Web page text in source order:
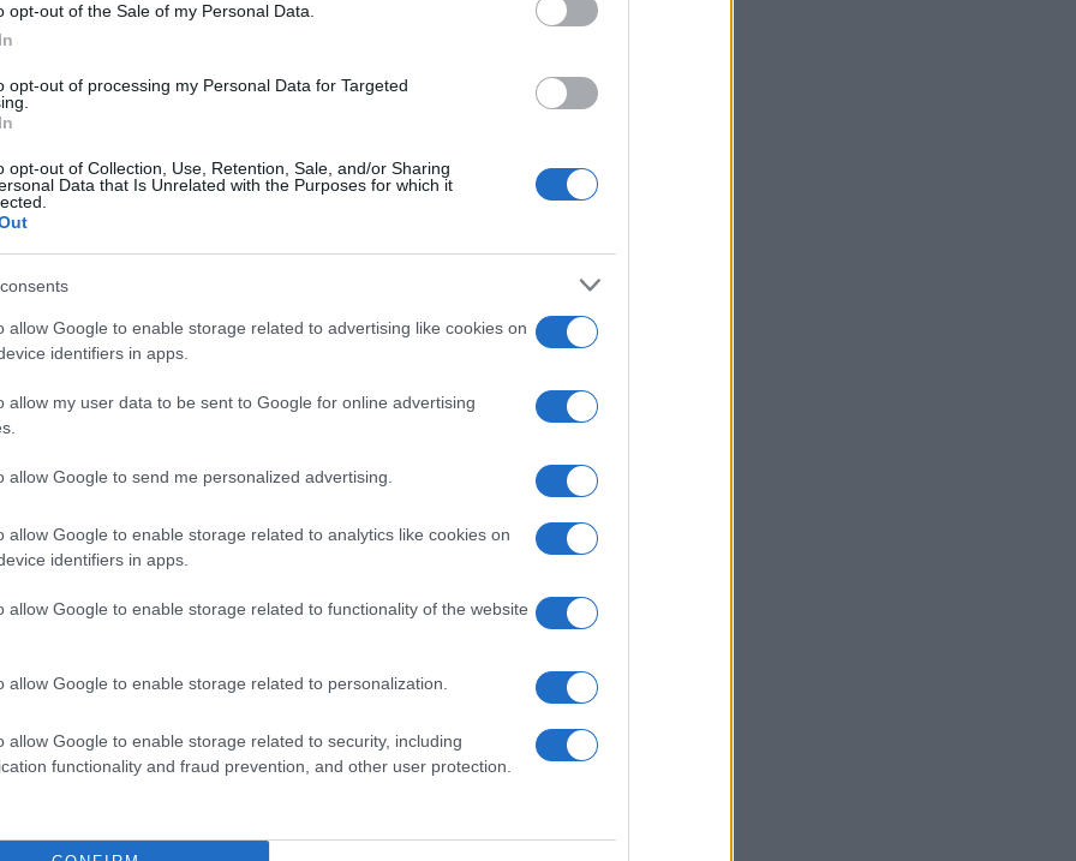
opt-out of the Sale of my Personal Data.
opt-out of processing my Personal Data for Targeted
opt-out of Collection, Use, Retention, Sale, and/or Sharing
Data that Is Unrelated with the Purposes for which it
allow Google to enable storage related to advertising like cookies on
identifiers in apps.
allow my user data to be sent to Google for online advertising
allow Google to send me personalized advertising.
allow Google to enable storage related to analytics like cookies on
identifiers in apps.
allow Google to enable storage related to functionality of the website
allow Google to enable storage related to personalization.
allow Google to enable storage related to security, including
functionality and fraud prevention, and other user protection.
www.ho-mobile.it ed è possibile scegliere fra due